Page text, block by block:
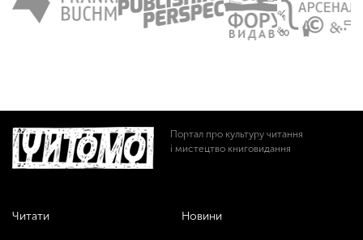
Портал про культуру читання
і мистецтво книговидання
Читати Новини